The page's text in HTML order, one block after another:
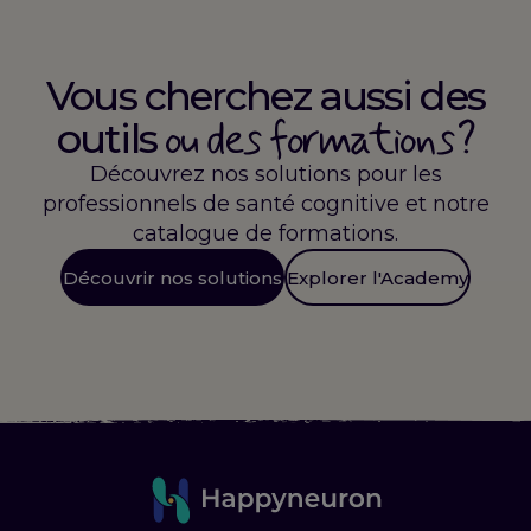
Vous cherchez aussi des
outilsou des formations ?
Découvrez nos solutions pour les
professionnels de santé cognitive et notre
catalogue de formations.
Découvrir nos solutions Explorer l'Academy